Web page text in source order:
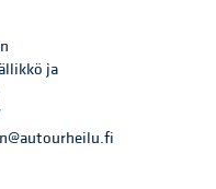
ja